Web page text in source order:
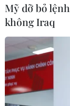
Mỹ dỡ bỏ
không Iraq